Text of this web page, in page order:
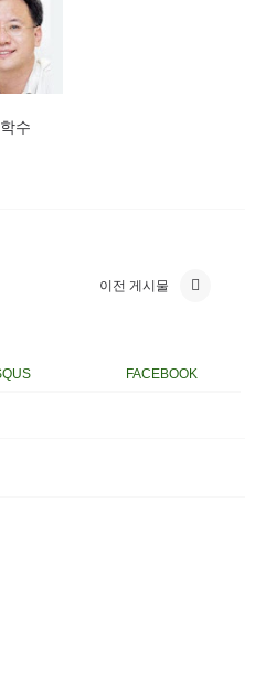
수
이전 게시물
FACEBOOK